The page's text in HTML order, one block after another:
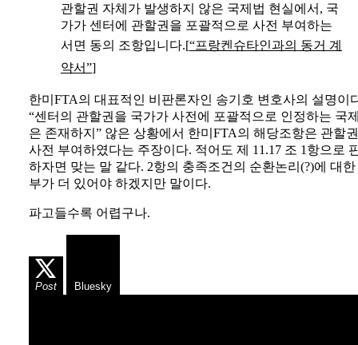
관할권 자체가 발생하지 않은 국제법 현실에서, 국
가가 센터에 관할권을 포괄적으로 사전 부여하는
서면 동의 조항입니다.[“프랑켄슈타인과의 동거 계
약서”]
한미FTA의 대표적인 비판론자인 송기호 변호사의 설명이
“센터의 관할권을 국가가 사전에 포괄적으로 인정하는 국
은 존재하지” 않은 상황에서 한미FTA의 해당조항은 관할
사전 부여하였다는 주장이다. 적어도 제 11.17 조 1항으로
하자면 맞는 말 같다. 2항의 충족조건의 순환논리(?)에 대한
부가 더 있어야 하겠지만 말이다.
파고들수록 어렵구나.
Post Bluesky